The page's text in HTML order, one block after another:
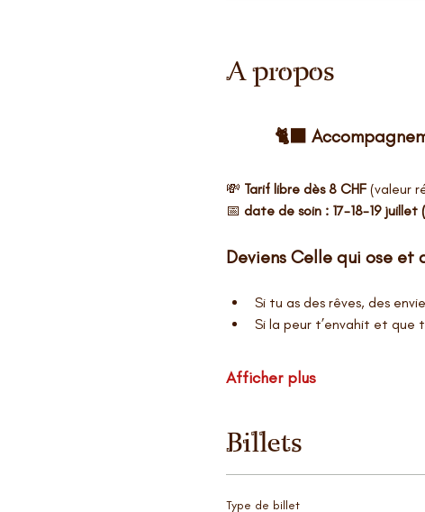
A propos
🐈‍⬛
💸 Tarif libre dès 8 CHF (valeur
📅 date de soin : 17-18-19
Deviens Celle qui ose et
Si tu as des rêves, des
Si la peur t’envahit et que
Afficher plus
Billets
Type de billet